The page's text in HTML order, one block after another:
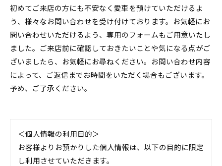
初めてご来店の方にも不安なく愛車を預けていただけるよ
う、様々なお問い合わせを受け付けております。お気軽にお
問い合わせいただけるよう、専用のフォームもご用意いたし
ました。ご来店前に確認しておきたいことや気になる点がご
ざいましたら、お気軽にお尋ねください。お問い合わせ内容
によって、ご返信までお時間をいただく場合もございます。
予め、ご了承ください。
＜個人情報の利用目的＞
お客様よりお預かりした個人情報は、以下の目的に限定
し利用させていただきます。